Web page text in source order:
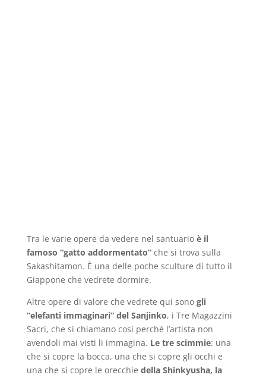
Tra le varie opere da vedere nel santuario è il
famoso “gatto addormentato”che si trova sulla
Sakashitamon. È una delle poche sculture di tutto il
Giappone che vedrete dormire.
Altre opere di valore che vedrete qui sono gli
“elefanti immaginari” del Sanjinko, i Tre Magazzini
Sacri, che si chiamano così perché l’artista non
avendoli mai visti li immagina. Le tre scimmie: una
che si copre la bocca, una che si copre gli occhi e
una che si copre le orecchie della Shinkyusha, la